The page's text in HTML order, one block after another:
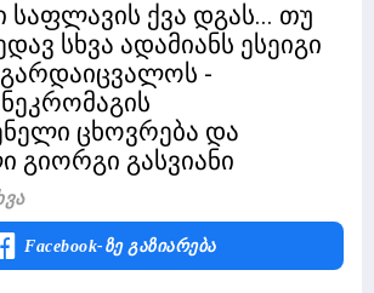
საფლავის ქვა დგას... თუ
სხვა ადამიანს ესეიგი
-
ცხოვრება და
გიორგი გასვიანი
Facebook-Ზე Გაზიარება